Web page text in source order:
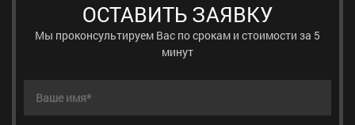
ОСТАВИТЬ ЗАЯВКУ
Мы проконсультируем Вас по срокам и стоимости за 5
минут